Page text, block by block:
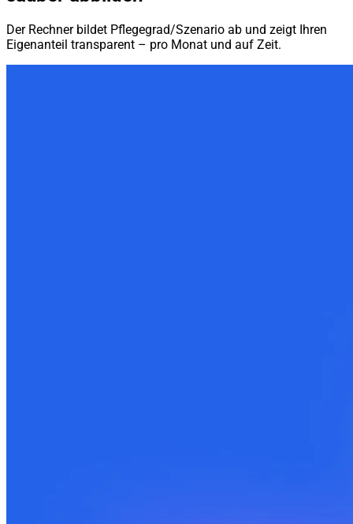
Der Rechner bildet Pflegegrad/Szenario ab und zeigt Ihren
Eigenanteil transparent – pro Monat und auf Zeit.